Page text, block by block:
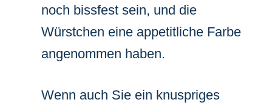
noch bissfest sein, und die
Würstchen eine appetitliche Farbe
angenommen haben.
Wenn auch Sie ein knuspriges